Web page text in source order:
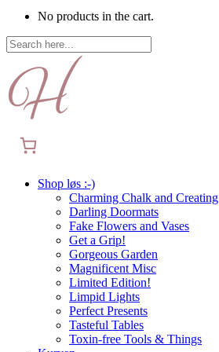
No products in the cart.
Shop løs :-)
Charming Chalk and Creating
Darling Doormats
Fake Flowers and Vases
Get a Grip!
Gorgeous Garden
Magnificent Misc
Limited Edition!
Limpid Lights
Perfect Presents
Tasteful Tables
Toxin-free Tools & Things